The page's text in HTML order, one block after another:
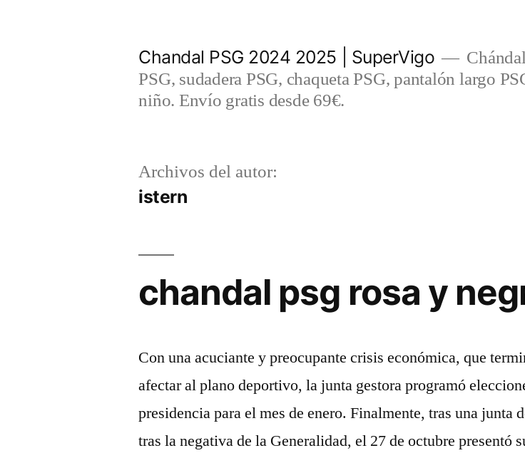
Chandal PSG 2024 2025 | SuperVigo
PSG, sudadera PSG, chaqueta PSG, pantalón largo
niño. Envío gratis desde 69€.
Archivos del autor:
istern
chandal psg rosa y
Con una acuciante y preocupante crisis económica, que
afectar al plano deportivo, la junta gestora programó
presidencia para el mes de enero. Finalmente, tras una junta
tras la negativa de la Generalidad, el 27 de octubre presentó